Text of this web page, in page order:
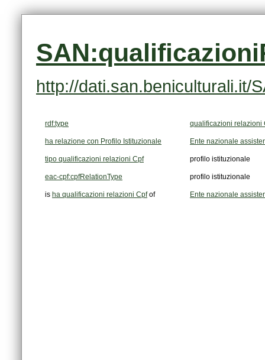
http://dati.san.beniculturali.it/
rdf:type qualificazioni relazioni
ha relazione con Profilo Istituzionale Ente nazionale
tipo qualificazioni relazioni Cpf profilo istituzionale
eac-cpf:cpfRelationType profilo istituzionale
is ha qualificazioni relazioni Cpfof Ente nazionale